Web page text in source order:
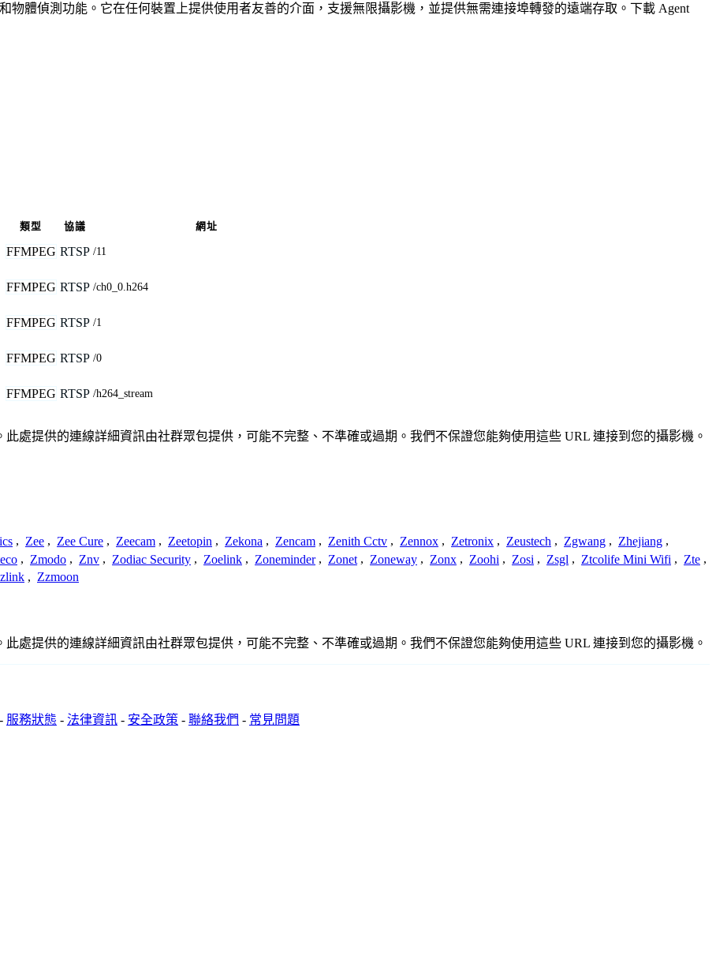
物體偵測功能。它在任何裝置上提供使用者友善的介面，支援無限攝影機，並提供無需連接埠轉發的遠端存取。下載 Agent
類型 協議 網址
FFMPEG RTSP /11
FFMPEG RTSP /ch0_0.h264
FFMPEG RTSP /1
FFMPEG RTSP /0
FFMPEG RTSP /h264_stream
此處提供的連線詳細資訊由社群眾包提供，可能不完整、不準確或過期。我們不保證您能夠使用這些 URL 連接到您的攝影機。
, Zee , Zee Cure , Zeecam , Zeetopin , Zekona , Zencam , Zenith Cctv , Zennox , Zetronix , Zeustech , Zgwang , Zhejiang ,
, Zmodo , Znv , Zodiac Security , Zoelink , Zoneminder , Zonet , Zoneway , Zonx , Zoohi , Zosi , Zsgl , Ztcolife Mini Wifi , Zte ,
, Zzmoon
此處提供的連線詳細資訊由社群眾包提供，可能不完整、不準確或過期。我們不保證您能夠使用這些 URL 連接到您的攝影機。
- 服務狀態 - 法律資訊 - 安全政策 - 聯絡我們 - 常見問題